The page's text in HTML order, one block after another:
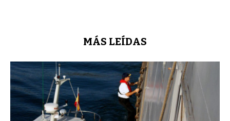
MÁS LEÍDAS